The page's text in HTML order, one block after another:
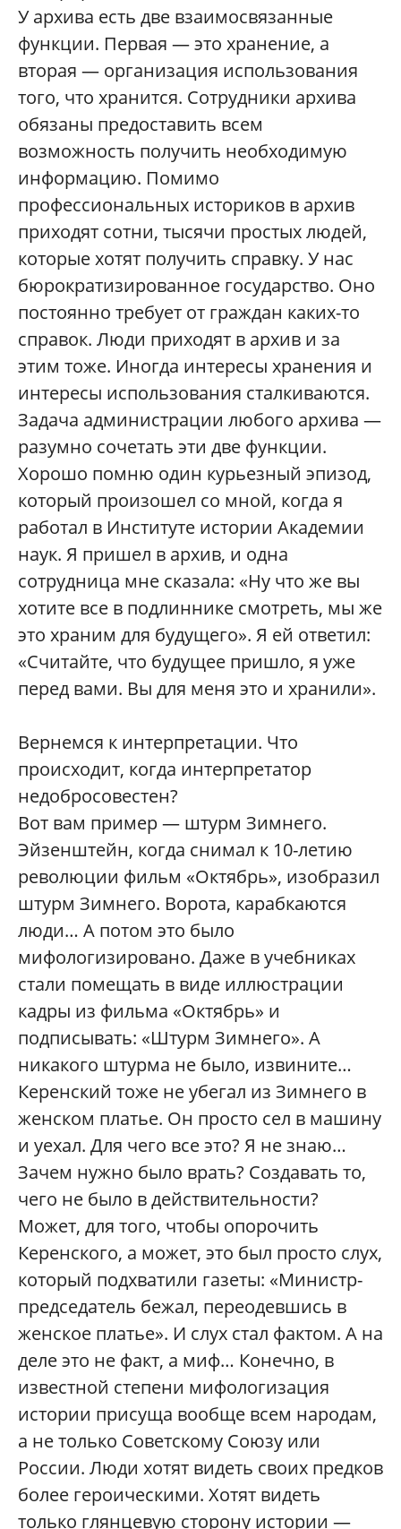
У архива есть две взаимосвязанные
функции. Первая — это хранение, а
вторая — организация использования
того, что хранится. Сотрудники архива
обязаны предоставить всем
возможность получить необходимую
информацию. Помимо
профессиональных историков в архив
приходят сотни, тысячи простых людей,
которые хотят получить справку. У нас
бюрократизированное государство. Оно
постоянно требует от граждан каких-то
справок. Люди приходят в архив и за
этим тоже. Иногда интересы хранения и
интересы использования сталкиваются.
Задача администрации любого архива —
разумно сочетать эти две функции.
Хорошо помню один курьезный эпизод,
который произошел со мной, когда я
работал в Институте истории Академии
наук. Я пришел в архив, и одна
сотрудница мне сказала: «Ну что же вы
хотите все в подлиннике смотреть, мы же
это храним для будущего». Я ей ответил:
«Считайте, что будущее пришло, я уже
перед вами. Вы для меня это и хранили».
Вернемся к интерпретации. Что
происходит, когда интерпретатор
недобросовестен?
Вот вам пример — штурм Зимнего.
Эйзенштейн, когда снимал к 10-летию
революции фильм «Октябрь», изобразил
штурм Зимнего. Ворота, карабкаются
люди… А потом это было
мифологизировано. Даже в учебниках
стали помещать в виде иллюстрации
кадры из фильма «Октябрь» и
подписывать: «Штурм Зимнего». А
никакого штурма не было, извините…
Керенский тоже не убегал из Зимнего в
женском платье. Он просто сел в машину
и уехал. Для чего все это? Я не знаю…
Зачем нужно было врать? Создавать то,
чего не было в действительности?
Может, для того, чтобы опорочить
Керенского, а может, это был просто слух,
который подхватили газеты: «Министр-
председатель бежал, переодевшись в
женское платье». И слух стал фактом. А на
деле это не факт, а миф… Конечно, в
известной степени мифологизация
истории присуща вообще всем народам,
а не только Советскому Союзу или
России. Люди хотят видеть своих предков
более героическими. Хотят видеть
только глянцевую сторону истории —